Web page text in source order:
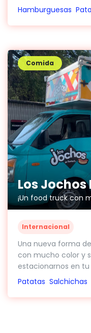
Hamburguesas
Los Jochos
¡Un food truck con
Comida
Internacional
Una nueva forma
con mucho color y
estacionarnos en tu
Patatas Salchichas